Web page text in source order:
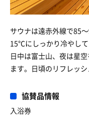
サウナは遠赤外線で85
15℃にしっかり冷やして
日中は富士山、夜は星
ます。日頃のリフレッ
協賛品情報
入浴券